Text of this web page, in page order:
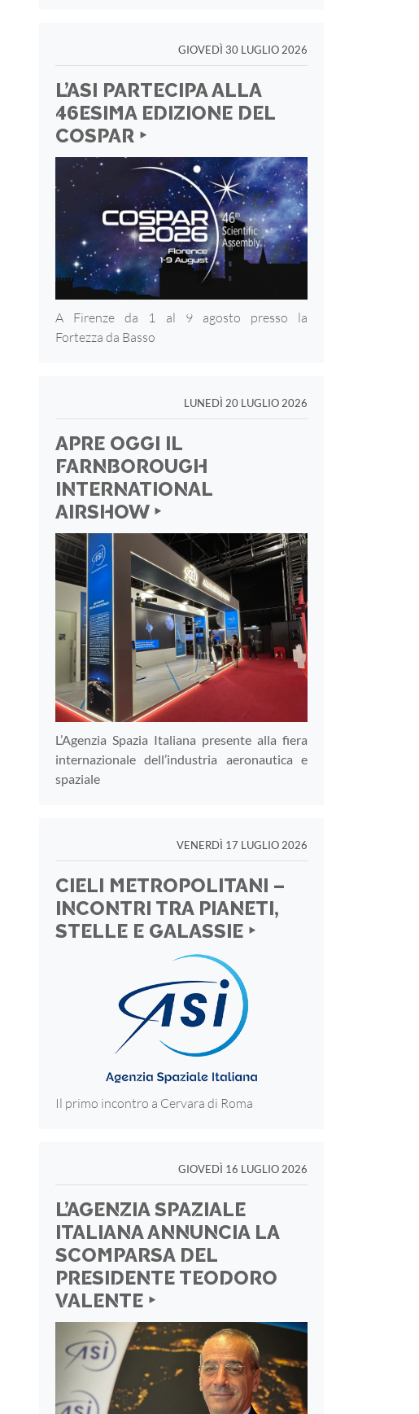
GIOVEDÌ 30 LUGLIO 2026
L’ASI PARTECIPA ALLA
46ESIMA EDIZIONE DEL
COSPAR ‣
A Firenze da 1 al 9 agosto presso la
Fortezza da Basso
LUNEDÌ 20 LUGLIO 2026
APRE OGGI IL
FARNBOROUGH
INTERNATIONAL
AIRSHOW ‣
L’Agenzia Spazia Italiana presente alla fiera
internazionale dell’industria aeronautica e
spaziale
VENERDÌ 17 LUGLIO 2026
CIELI METROPOLITANI –
INCONTRI TRA PIANETI,
STELLE E GALASSIE ‣
Il primo incontro a Cervara di Roma
GIOVEDÌ 16 LUGLIO 2026
L’AGENZIA SPAZIALE
ITALIANA ANNUNCIA LA
SCOMPARSA DEL
PRESIDENTE TEODORO
VALENTE ‣